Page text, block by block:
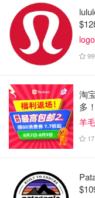
这是一支中样尺寸
小幅度地浅画一下
可以手动画出根根分
清凉OOTD
淘
多
羊
17